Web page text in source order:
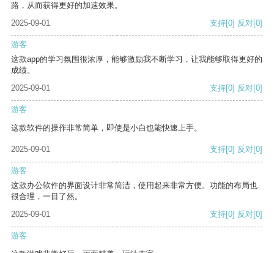
路，从而获得更好的加速效果。
2025-09-01
支持[0] 反对[0]
游客
这款app的学习氛围很浓厚，能够激励我不断学习，让我能够取得更好的
成绩。
2025-09-01
支持[0] 反对[0]
游客
这款软件的操作非常简单，即使是小白也能快速上手。
2025-09-01 支持[0] 反对[0]
游客
这款办公软件的界面设计非常简洁，使用起来非常方便。功能的布局也
很合理，一目了然。
2025-09-01
支持[0] 反对[0]
游客